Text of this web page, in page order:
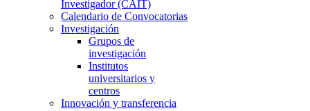
Investigador (CAIT)
Calendario de Convocatorias
Investigación
Grupos de
investigación
Institutos
universitarios y
centros
Innovación y transferencia